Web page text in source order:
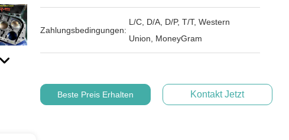
Zahlungsbedingungen:
L/C, D/A, D/P, T/T, Western
Union, MoneyGram
Beste Preis Erhalten Kontakt Jetzt